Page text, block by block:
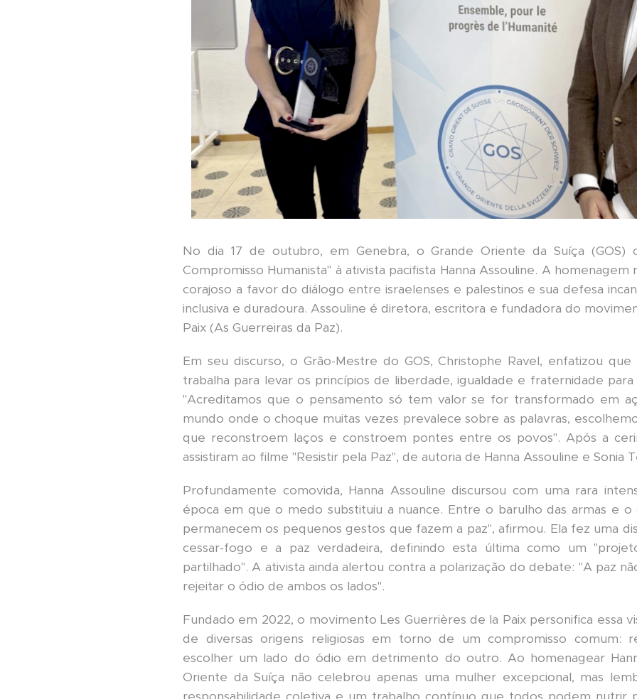
No dia 17 de outubro, em Genebra, o Grande Oriente da Suíça (GOS)
Compromisso Humanista" à ativista pacifista Hanna Assouline. A
corajoso a favor do diálogo entre israelenses e palestinos e sua defesa
inclusiva e duradoura. Assouline é diretora, escritora e fundadora do
Paix (As Guerreiras da Paz).
Em seu discurso, o Grão-Mestre do GOS, Christophe Ravel, enfatizou que
trabalha para levar os princípios de liberdade, igualdade e fraternidade
"Acreditamos que o pensamento só tem valor se for transformado em
mundo onde o choque muitas vezes prevalece sobre as palavras,
que reconstroem laços e constroem pontes entre os povos". Após a
assistiram ao filme "Resistir pela Paz", de autoria de Hanna Assouline e Sonia
Profundamente comovida, Hanna Assouline discursou com uma rara
época em que o medo substituiu a nuance. Entre o barulho das armas e o
permanecem os pequenos gestos que fazem a paz", afirmou. Ela fez uma
cessar-fogo e a paz verdadeira, definindo esta última como um
partilhado". A ativista ainda alertou contra a polarização do debate: "A paz
rejeitar o ódio de ambos os lados".
Fundado em 2022, o movimento Les Guerrières de la Paix personifica essa
de diversas origens religiosas em torno de um compromisso comum:
escolher um lado do ódio em detrimento do outro. Ao homenagear
Oriente da Suíça não celebrou apenas uma mulher excepcional, mas